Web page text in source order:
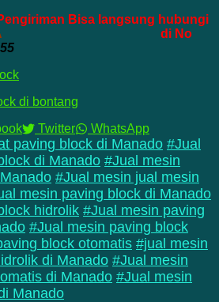
Bisa langsung hubungi
di No
Twitter WhatsApp
paving block di Manado #Jual
di Manado #Jual mesin
#Jual mesin jual mesin
mesin paving block di Manado
hidrolik #Jual mesin paving
#Jual mesin paving block
block otomatis #jual mesin
di Manado #Jual mesin
di Manado #Jual mesin
Manado